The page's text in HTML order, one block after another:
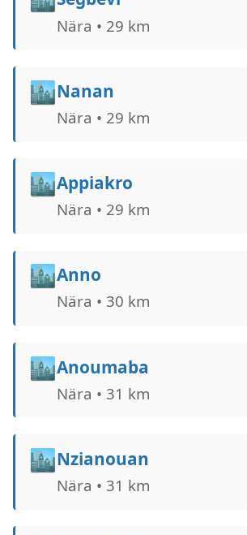
Nära • 29 km
🏙️Nanan
Nära • 29 km
🏙️Appiakro
Nära • 29 km
🏙️Anno
Nära • 30 km
🏙️Anoumaba
Nära • 31 km
🏙️Nzianouan
Nära • 31 km